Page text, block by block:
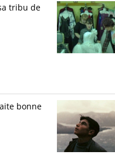
tribu de
bonne